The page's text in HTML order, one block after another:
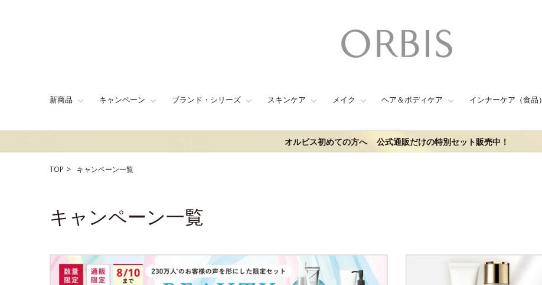
新商品 キャンペーン ブランド・シリーズ スキンケア メイク ヘア＆ボディケア インナーケア（食品）
オルビス初めての方へ 公式通販だけの特別セット販売中！
TOP キャンペーン一覧
キャンペーン一覧